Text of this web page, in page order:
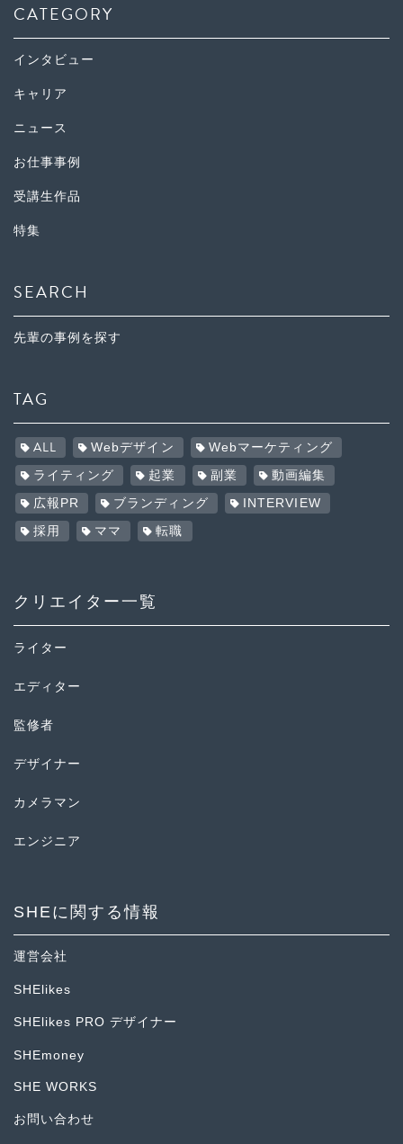
CATEGORY
インタビュー
キャリア
ニュース
お仕事事例
受講生作品
特集
SEARCH
先輩の事例を探す
TAG
ALL Webデザイン Webマーケティング
ライティング 起業 副業 動画編集
広報PR ブランディング INTERVIEW
採用 ママ 転職
クリエイター一覧
ライター
エディター
監修者
デザイナー
カメラマン
エンジニア
SHEに関する情報
運営会社
SHElikes
SHElikes PRO デザイナー
SHEmoney
SHE WORKS
お問い合わせ